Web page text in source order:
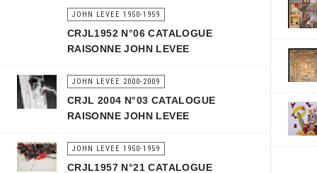
JOHN LEVEE 1950-1959
CRJL1952 N°06 CATALOGUE
RAISONNE JOHN LEVEE
JOHN LEVEE 2000-2009
CRJL 2004 N°03 CATALOGUE
RAISONNE JOHN LEVEE
JOHN LEVEE 1950-1959
CRJL1957 N°21 CATALOGUE